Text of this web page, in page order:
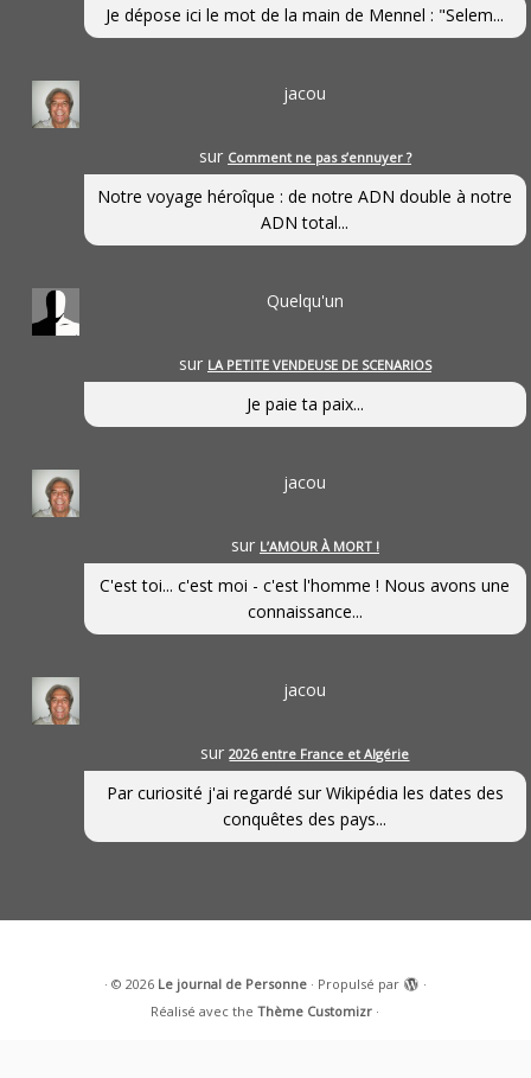
Je dépose ici le mot de la main de Mennel : "Selem...
jacou
sur Comment ne pas s’ennuyer ?
Notre voyage héroîque : de notre ADN double à notre
ADN total...
Quelqu'un
sur LA PETITE VENDEUSE DE SCENARIOS
Je paie ta paix...
jacou
sur L’AMOUR À MORT !
C'est toi... c'est moi - c'est l'homme ! Nous avons une
connaissance...
jacou
sur2026 entre France et Algérie
Par curiosité j'ai regardé sur Wikipédia les dates des
conquêtes des pays...
· © 2026 Le journal de Personne· Propulsé par
·
Réalisé avec theThème Customizr ·